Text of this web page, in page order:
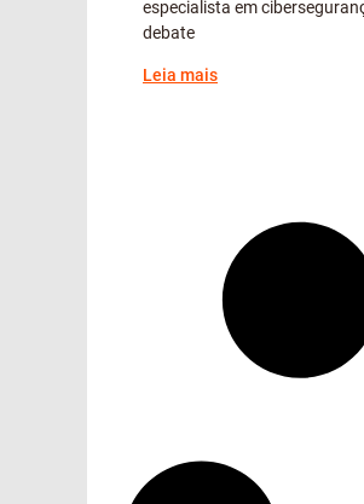
especialista em
debate
Leia mais